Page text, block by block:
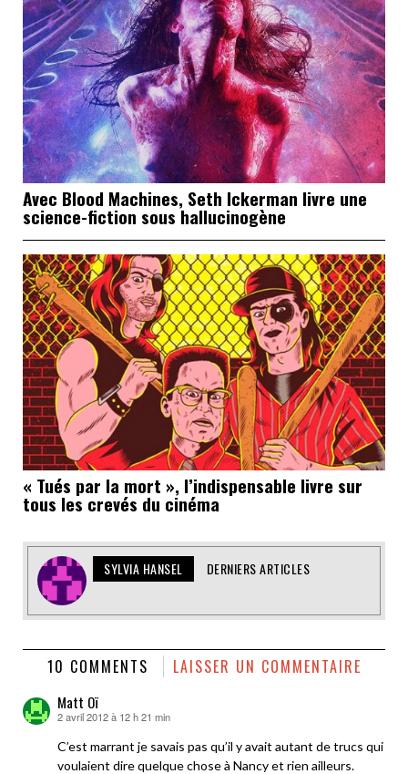
Avec Blood Machines, Seth Ickerman livre une
science-fiction sous hallucinogène
« Tués par la mort », l’indispensable livre sur
tous les crevés du cinéma
SYLVIA HANSEL DERNIERS ARTICLES
10 COMMENTS LAISSER UN COMMENTAIRE
Matt Oï
dit :
2 avril 2012 à 12 h 21 min
C’est marrant je savais pas qu’il y avait autant de trucs qui
voulaient dire quelque chose à Nancy et rien ailleurs.